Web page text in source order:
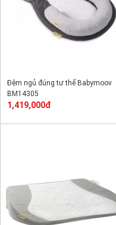
Đệm ngủ đúng tư thế Babymoov
BM14305
1,419,000đ